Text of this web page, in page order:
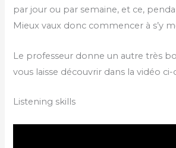
par jour ou par semaine, et ce,
Mieux vaux donc commencer à s’y
Le professeur donne un autre très
vous laisse découvrir dans la vidéo ci-
Listening skills